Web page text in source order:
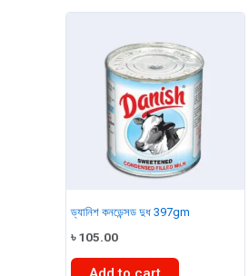
ড্যানিশ কনডেন্সড দুধ 397gm
৳105.00